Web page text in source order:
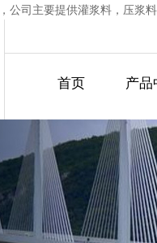
公司主要提供灌浆料，压浆
首页 产品